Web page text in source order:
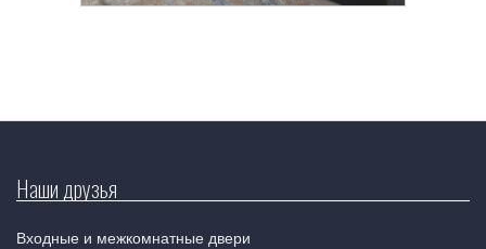
Наши друзья
Входные и межкомнатные двери